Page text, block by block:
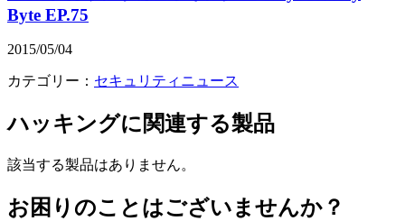
Byte EP.75
2015/05/04
カテゴリー： セキュリティニュース
ハッキングに関連する製品
該当する製品はありません。
お困りのことはございませんか？